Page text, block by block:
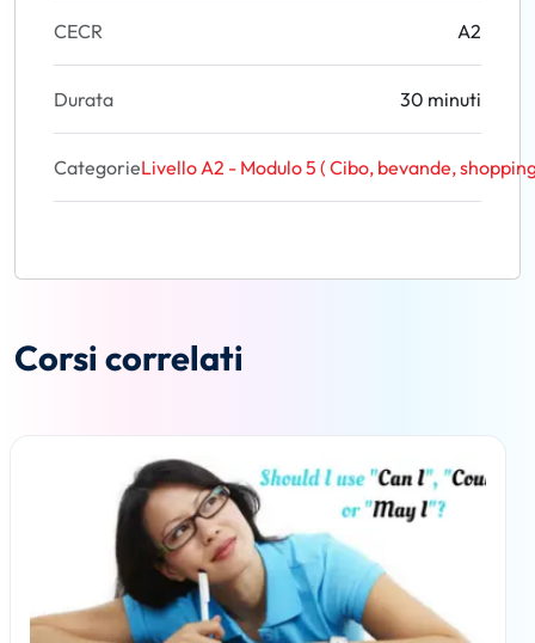
CECR A2
Durata 30 minuti
CategorieLivello A2 - Modulo 5 ( Cibo, bevande,
Corsi correlati